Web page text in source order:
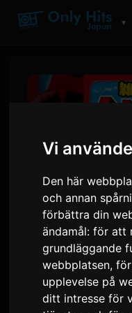
Vi
Den här
och annan
förbättra din
ändamål:för att
grundläggande
webbplatsen,
upplevelse på
ditt intresse för
▼
komikern